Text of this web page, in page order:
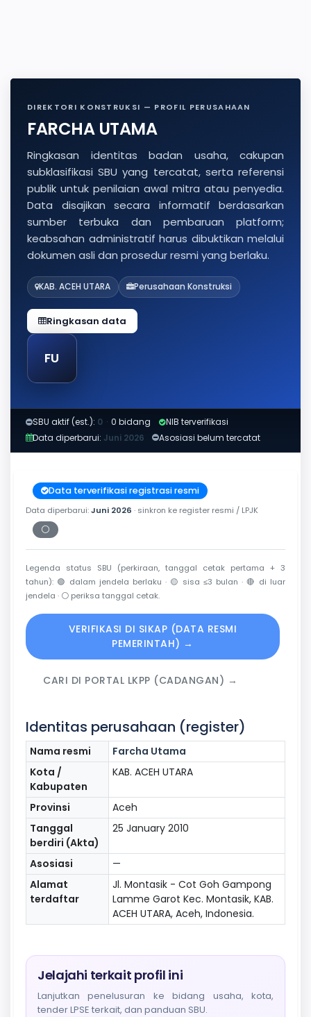
DIREKTORI KONSTRUKSI — PROFIL PERUSAHAAN
FARCHA UTAMA
Ringkasan identitas badan usaha, cakupan
subklasifikasi SBU yang tercatat, serta referensi
publik untuk penilaian awal mitra atau penyedia.
Data disajikan secara informatif berdasarkan
sumber terbuka dan pembaruan platform;
keabsahan administratif harus dibuktikan melalui
dokumen asli dan prosedur resmi yang berlaku.
KAB. ACEH UTARA Perusahaan Konstruksi
Ringkasan data
FU
SBU aktif (est.): 0 · 0 bidang
NIB terverifikasi
Data diperbarui: Juni 2026 Asosiasi belum tercatat
Data terverifikasi registrasi resmi
Data diperbarui:Juni 2026 · sinkron ke register resmi / LPJK
⚪
Periksa tanggal cetak
Legenda status SBU (perkiraan, tanggal cetak pertama + 3
tahun): 🟢 dalam jendela berlaku · 🟡 sisa ≤3 bulan · 🔴 di luar
jendela · ⚪ periksa tanggal cetak.
VERIFIKASI DI SIKAP (DATA RESMI
PEMERINTAH) →
CARI DI PORTAL LKPP (CADANGAN) →
Identitas perusahaan (register)
Nama resmi
Farcha Utama
Kota /
Kabupaten
KAB. ACEH UTARA
Provinsi
Aceh
Tanggal
berdiri (Akta)
25 January 2010
Asosiasi
—
Alamat
terdaftar
Jl. Montasik - Cot Goh Gampong
Lamme Garot Kec. Montasik, KAB.
ACEH UTARA, Aceh, Indonesia.
Jelajahi terkait profil ini
Lanjutkan penelusuran ke bidang usaha, kota,
tender LPSE terkait, dan panduan SBU.